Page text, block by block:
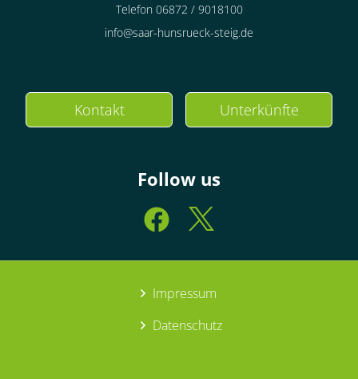
Telefon 06872 / 9018100
info@saar-hunsrueck-steig.de
Kontakt Unterkünfte
Follow us
Impressum
Datenschutz